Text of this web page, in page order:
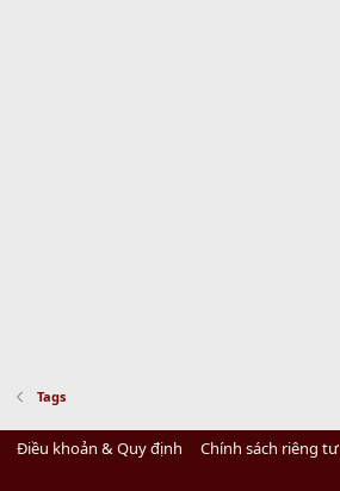
Tags
Điều khoản & Quy định Chính sách riêng tư